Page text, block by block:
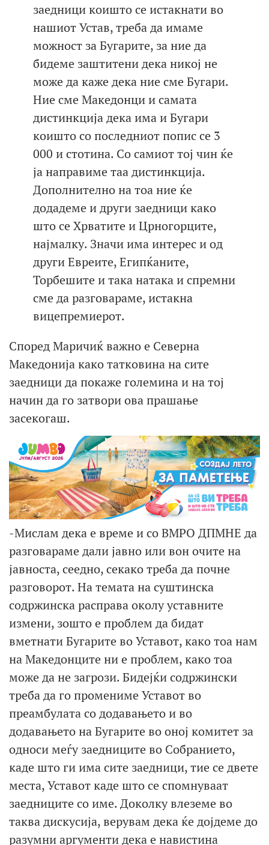
заедници коишто се истакнати во
нашиот Устав, треба да имаме
можност за Бугарите, за ние да
бидеме заштитени дека никој не
може да каже дека ние сме Бугари.
Ние сме Македонци и самата
дистинкција дека има и Бугари
коишто со последниот попис се 3
000 и стотина. Со самиот тој чин ќе
ја направиме таа дистинкција.
Дополнително на тоа ние ќе
додадеме и други заедници како
што се Хрватите и Црногорците,
најмалку. Значи има интерес и од
други Евреите, Египќаните,
Торбешите и така натака и спремни
сме да разговараме, истакна
вицепремиерот.
Според Маричиќ важно е Северна
Македонија како татковина на сите
заедници да покаже големина и на тој
начин да го затвори ова прашање
засекогаш.
-Мислам дека е време и со ВМРО ДПМНЕ да
разговараме дали јавно или вон очите на
јавноста, сеедно, секако треба да почне
разговорот. На темата на суштинска
содржинска расправа околу уставните
измени, зошто е проблем да бидат
вметнати Бугарите во Уставот, како тоа нам
на Македонците ни е проблем, како тоа
може да не загрози. Бидејќи содржински
треба да го промениме Уставот во
преамбулата со додавањето и во
додавањето на Бугарите во оној комитет за
односи меѓу заедниците во Собранието,
каде што ги има сите заедници, тие се двете
места, Уставот каде што се спомнуваат
заедниците со име. Доколку влеземе во
таква дискусија, верувам дека ќе дојдеме до
разумни аргументи дека е навистина